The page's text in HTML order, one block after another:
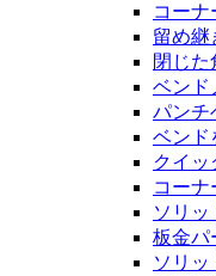
コー
留め継
閉じた
ベンド
パンチ
ベンド
クイッ
コーナ
ソリ
板金パ
ソリ